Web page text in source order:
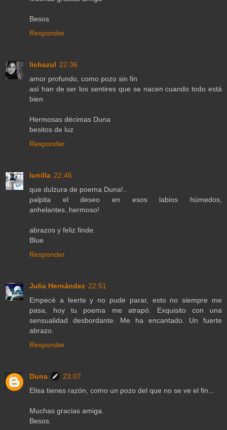
Besos
Responder
lichazul 22:36
amor profundo, como pozo sin fin
así han de ser los sentires que se nacen cuando todo está
bien
Hermosas décimas Duna
besitos de luz
Responder
lunilla 22:46
que dulzura de poema Duna!..
palpita el deseo en esos labios húmedos,
anhelantes..hermoso!
abrazos y feliz finde.
Blue
Responder
Julia Hernández 22:51
Empecé a leerte y no pude parar, esto no siempre me
pasa, hoy tu poema me atrapó. Exquisito con una
sensualidad desbordante. Me ha encantado. Un fuerte
abrazo.
Responder
Duna
23:07
Elisa tienes razón, como un pozo del que no se ve el fin...
Muchas gracias amiga.
Besos.